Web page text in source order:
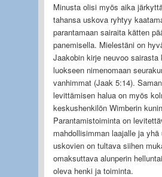
Minusta olisi myös aika
tahansa uskova ryhtyy
parantamaan sairaita kätten
panemisella. Mielestäni on
Jaakobin kirje neuvoo sairasta
luokseen nimenomaan
vanhimmat (Jaak 5:14).
levittämisen halua on myös
keskushenkilön Wimberin
Parantamistoiminta on
mahdollisimman laajalle ja yhä
uskovien on tultava siihen
omaksuttava alunperin
oleva henki ja toiminta.